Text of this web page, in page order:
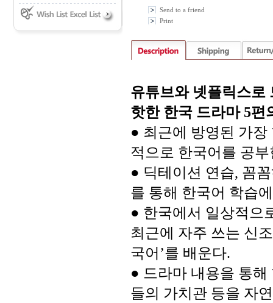
Send to a friend
Print
유튜브와 넷플릭스로
핫한 한국 드라마 5편
● 최근에 방영된 가장
적으로 한국어를 공
● 딕테이션 연습, 꼼
를 통해 한국어 학습에
● 한국에서 일상적으
최근에 자주 쓰는 신
국어’를 배운다.
● 드라마 내용을 통해
들의 가치관 등을 자